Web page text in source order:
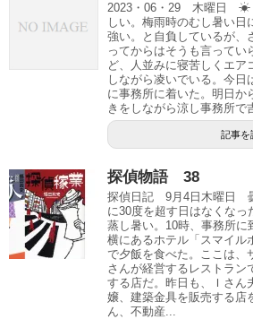
2023・06・29 木曜日 ☀
しい。梅雨時のむし暑い日
強い。と自負しているが、
ってからはそうも言ってい
ど、人並みに寝苦しくエア
しながら凌いでいる。今
に事務所に着いた。明日か
きをしながら涼し事務所で
記事を
探偵物語 38
探偵日記 9月4日木曜日
に30度を超す日はなくなっ
蒸し暑い。10時、事務所に
横にあるホテル「スマイル
で夕飯を食べた。ここは、
さんが経営するレストラン
する店だ。昨日も、Ｉさん
嬢、建築金具を販売する店
ん、不動産...